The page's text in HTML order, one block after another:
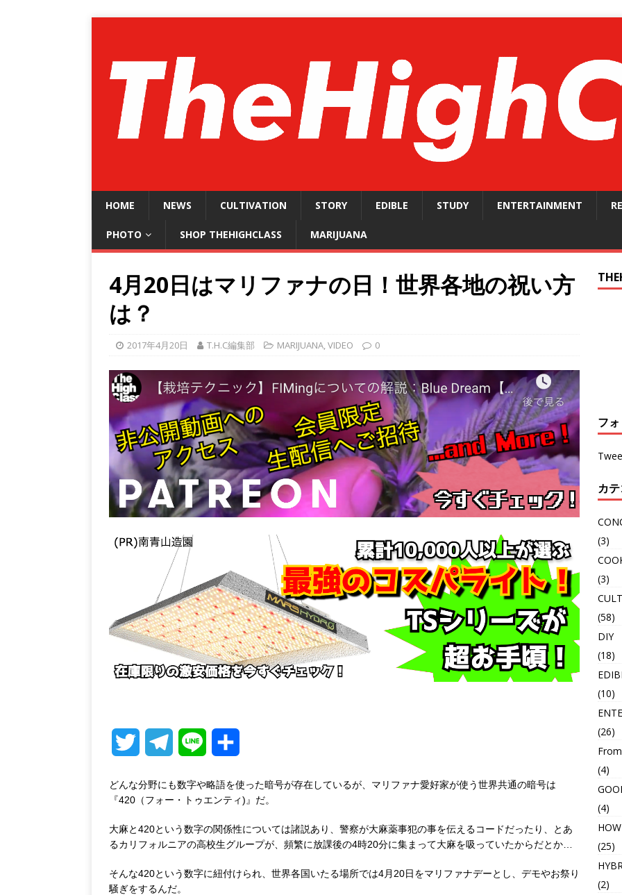
HOME NEWS CULTIVATION STORY EDIBLE STUDY ENTERTAINMENT
PHOTO SHOP THEHIGHCLASS MARIJUANA
4月20日はマリファナの日！世界各地の祝い方
は？
2017年4月20日 T.H.C編集部 MARIJUANA,VIDEO 0
i
t
t
e
l
e
g
n
e
どんな分野にも数字や略語を使った暗号が存在しているが、マリファナ愛好家が使う世界共通の暗号は
『420（フォー・トゥエンティ)』だ。
大麻と420という数字の関係性については諸説あり、警察が大麻薬事犯の事を伝えるコードだったり、とあ
るカリフォルニアの高校生グループが、頻繁に放課後の4時20分に集まって大麻を吸っていたからだとか…
そんな420という数字に紐付けられ、世界各国いたる場所では4月20日をマリファナデーとし、デモやお祭り
騒ぎをするんだ。
フ
カ
(3)
(3)
(58)
DIY
(18)
(10)
(26)
(4)
(4)
(25)
(2)